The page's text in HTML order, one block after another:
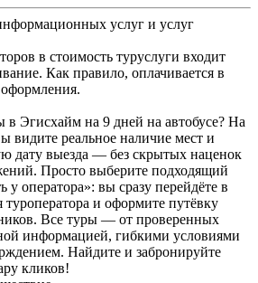
услуг и услуг
в стоимость туруслуги входит
Как правило, оплачивается в
Эгисхайм на 9 дней на автобусе? На
видите реальное наличие мест и
дату выезда — без скрытых наценок
Просто выберите подходящий
оператора»: вы сразу перейдёте в
и оформите путёвку
Все туры — от проверенных
информацией, гибкими условиями
Найдите и забронируйте
кликов!